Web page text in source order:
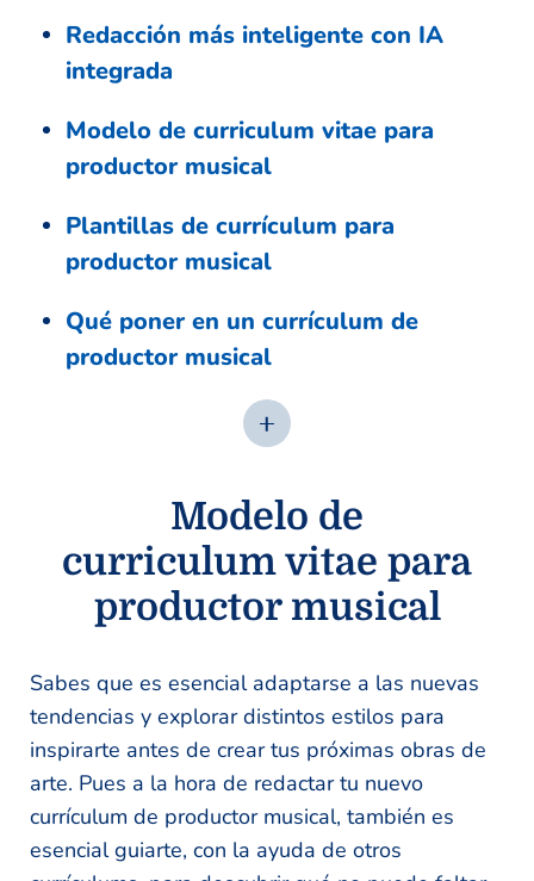
Redacción más inteligente con IA
integrada
Modelo de curriculum vitae para
productor musical
Plantillas de currículum para
productor musical
Qué poner en un currículum de
productor musical
Modelo de
curriculum vitae para
productor musical
Sabes que es esencial adaptarse a las nuevas
tendencias y explorar distintos estilos para
inspirarte antes de crear tus próximas obras de
arte. Pues a la hora de redactar tu nuevo
currículum de productor musical, también es
esencial guiarte, con la ayuda de otros